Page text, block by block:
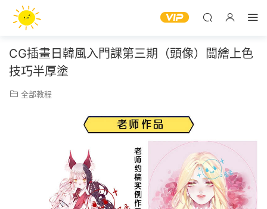
CG插畫日韓風入門課第三期（頭像）闆繪上色
技巧半厚塗
全部教程